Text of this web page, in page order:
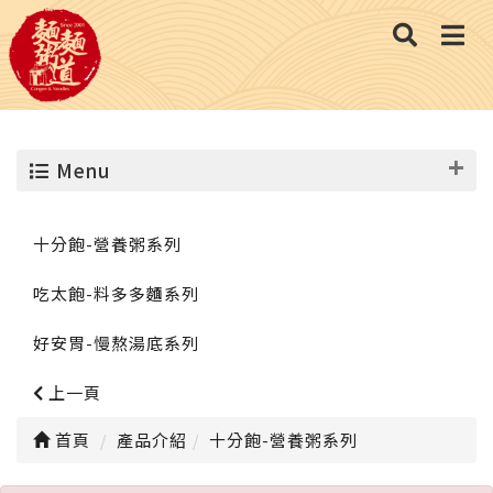
Menu
十分飽-營養粥系列
吃太飽-料多多麵系列
好安胃-慢熬湯底系列
上一頁
首頁 產品介紹 十分飽-營養粥系列